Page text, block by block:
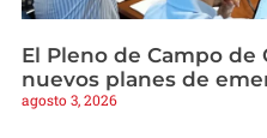
El Pleno de Campo
nuevos planes de
agosto 3, 2026